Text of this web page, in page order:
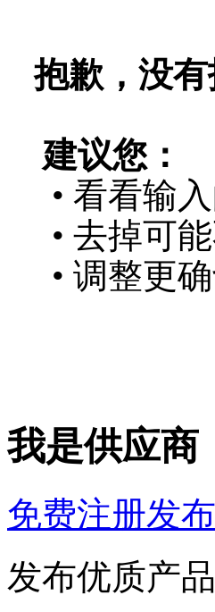
抱歉，没
建议您：
• 看看输
• 去掉可
• 调整更
我是供应商
免费注册发
发布优质产